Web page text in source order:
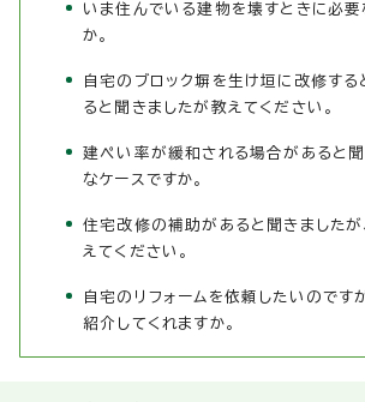
いま住んでいる建物を壊すときに必要
か。
自宅のブロック塀を生け垣に改修す
ると聞きましたが教えてください。
建ぺい率が緩和される場合があると聞
なケースですか。
住宅改修の補助があると聞きましたが
えてください。
自宅のリフォームを依頼したいのです
紹介してくれますか。